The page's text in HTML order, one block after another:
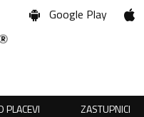
Google Play
PLACEVI ZASTUPNICI